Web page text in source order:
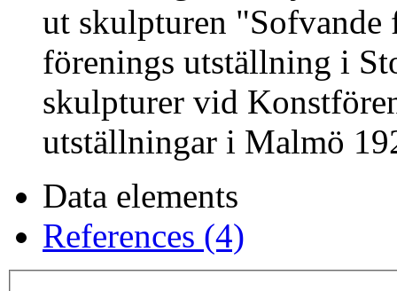
ut skulpturen "Sofvande
förenings utställning i
skulpturer vid
utställningar i Malmö
Data elements
References (4)